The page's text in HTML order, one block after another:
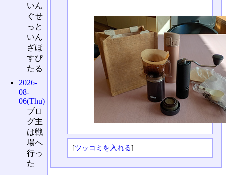
[ツッコミを入れる]
いん
ぐせ
っと
いん
ざほ
すぴ
たる
2026-
08-
06(Thu)
ブロ
グ主
は戦
場へ
行っ
た